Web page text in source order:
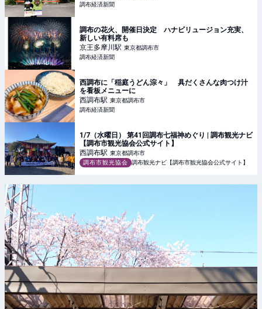
調布経済新聞
調布の花火、開催日決定 ハナビリュージョン充実、
新しい有料席も
京王多摩川駅 東京都調布市
調布経済新聞
西調布に「稲庭うどん淙々」 具だくさんな肉つけ汁
を看板メニューに
西調布駅 東京都調布市
調布経済新聞
1/7（水曜日） 第41回調布七福神めぐり | 調布観光ナビ
【調布市観光協会公式サイト】
西調布駅 東京都調布市
調布市観光協会
調布観光ナビ【調布市観光協会公式サイト】